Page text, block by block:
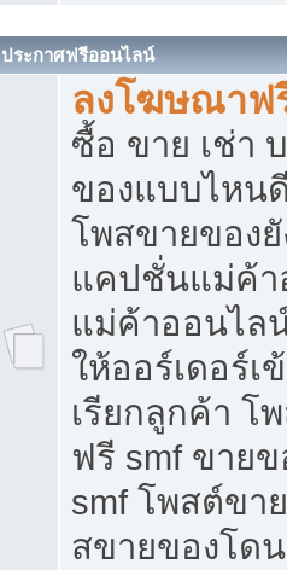
ประกาศฟรีออนไลน์
ลงโฆษณาฟ
ซื้อ ขาย เช่า
ของแบบไหน
โพสขายของยั
แคปชั่นแม่ค้
แม่ค้าออนไล
ให้ออร์เดอร์เ
เรียกลูกค้า โ
ฟรี smf ขาย
smf โพสต์ขา
สขายของโด